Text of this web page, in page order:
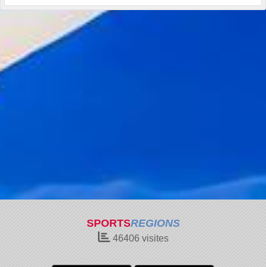
SPORTSREGIONS
46406visites